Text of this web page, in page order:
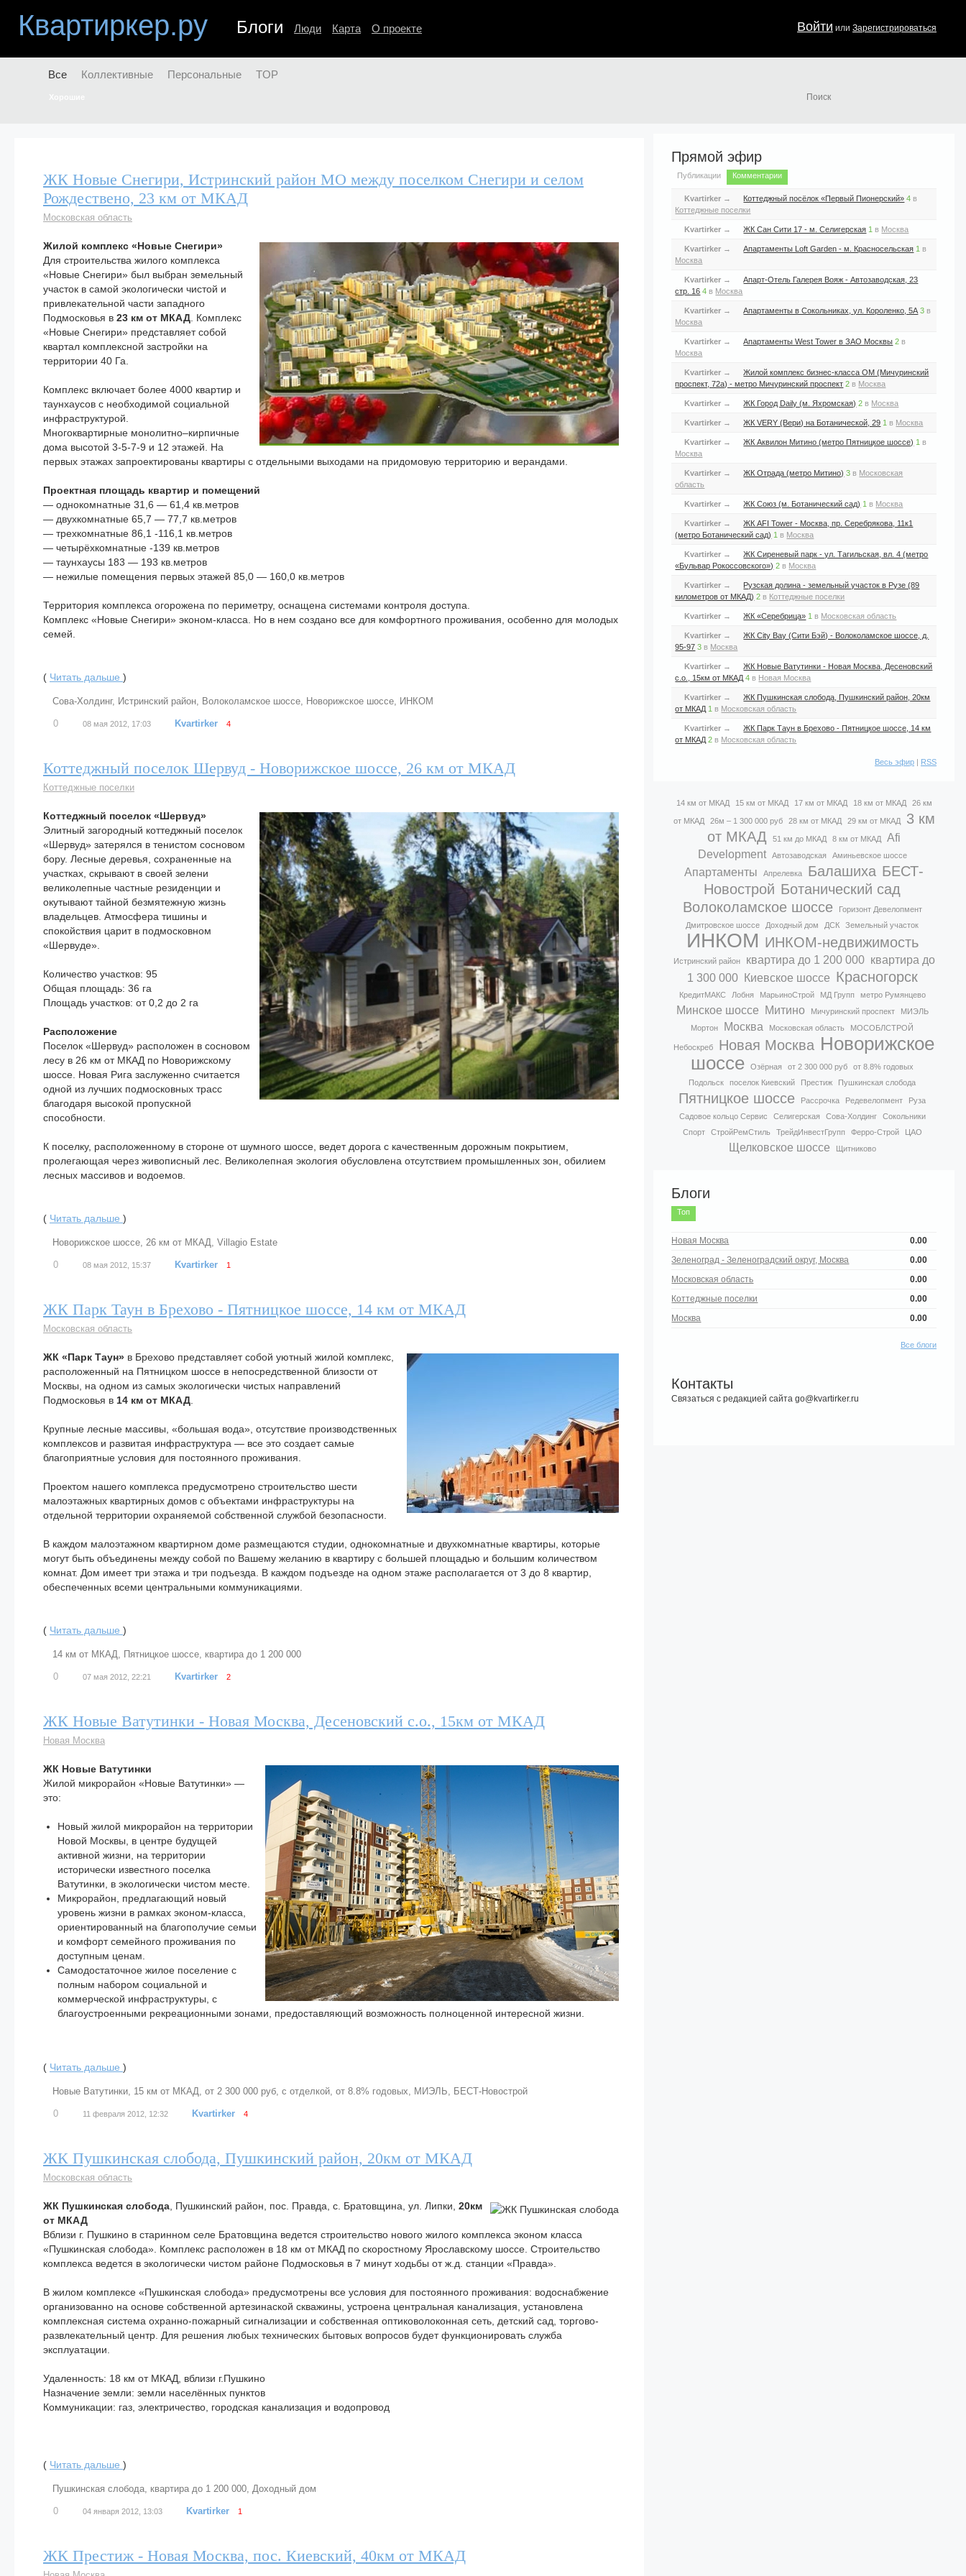
Квартиркер.ру Блоги Люди Карта О проекте Войти или Зарегистрироваться
Все Коллективные Персональные TOP
ЖК Новые Снегири, Истринский район МО между поселком Снегири и селом
Рождествено, 23 км от МКАД
Московская область
Жилой комплекс «Новые Снегири»
Для строительства жилого комплекса
«Новые Снегири» был выбран земельный
участок в самой экологически чистой и
привлекательной части западного
Подмосковья в 23 км от МКАД . Комплекс
«Новые Снегири» представляет собой
квартал комплексной застройки на
территории 40 Га.
Комплекс включает более 4000 квартир и
таунхаусов с необходимой социальной
инфраструктурой.
Многоквартирные монолитно–кирпичные
дома высотой 3-5-7-9 и 12 этажей. На
первых этажах запроектированы квартиры с отдельными выходами на придомовую территорию и верандами.
Проектная площадь квартир и помещений
— однокомнатные 31,6 — 61,4 кв.метров
— двухкомнатные 65,7 — 77,7 кв.метров
— трехкомнатные 86,1 -116,1 кв.метров
— четырёхкомнатные -139 кв.метров
— таунхаусы 183 — 193 кв.метров
— нежилые помещения первых этажей 85,0 — 160,0 кв.метров
Территория комплекса огорожена по периметру, оснащена системами контроля доступа.
Комплекс «Новые Снегири» эконом-класса. Но в нем создано все для комфортного проживания, особенно для молодых
семей.
( Читать дальше )
Сова-Холдинг, Истринский район, Волоколамское шоссе, Новорижское шоссе, ИНКОМ
0 08 мая 2012, 17:03 Kvartirker 4
Коттеджный поселок Шервуд - Новорижское шоссе, 26 км от МКАД
Коттеджные поселки
Коттеджный поселок «Шервуд»
Элитный загородный коттеджный поселок
«Шервуд» затерялся в тенистом сосновом
бору. Лесные деревья, сохраненные на
участках, скрывают в своей зелени
великолепные частные резиденции и
окутывают тайной безмятежную жизнь
владельцев. Атмосфера тишины и
спокойствия царит в подмосковном
«Шервуде».
Количество участков: 95
Общая площадь: 36 га
Площадь участков: от 0,2 до 2 га
Расположение
Поселок «Шервуд» расположен в сосновом
лесу в 26 км от МКАД по Новорижскому
шоссе. Новая Рига заслуженно считается
одной из лучших подмосковных трасс
благодаря высокой пропускной
способности.
К поселку, расположенному в стороне от шумного шоссе, ведет дорога с качественным дорожным покрытием,
пролегающая через живописный лес. Великолепная экология обусловлена отсутствием промышленных зон, обилием
лесных массивов и водоемов.
( Читать дальше )
Новорижское шоссе, 26 км от МКАД, Villagio Estate
0 08 мая 2012, 15:37 Kvartirker 1
ЖК Парк Таун в Брехово - Пятницкое шоссе, 14 км от МКАД
Московская область
ЖК «Парк Таун» в Брехово представляет собой уютный жилой комплекс,
расположенный на Пятницком шоссе в непосредственной близости от
Москвы, на одном из самых экологически чистых направлений
Подмосковья в 14 км от МКАД
Крупные лесные массивы, «большая вода», отсутствие производственных
комплексов и развитая инфраструктура — все это создает самые
благоприятные условия для постоянного проживания.
Проектом нашего комплекса предусмотрено строительство шести
малоэтажных квартирных домов с объектами инфраструктуры на
отдельной территории охраняемой собственной службой безопасности.
В каждом малоэтажном квартирном доме размещаются студии, однокомнатные и двухкомнатные квартиры, которые
могут быть объединены между собой по Вашему желанию в квартиру с большей площадью и большим количеством
комнат. Дом имеет три этажа и три подъезда. В каждом подъезде на одном этаже располагается от 3 до 8 квартир,
обеспеченных всеми центральными коммуникациями.
( Читать дальше )
14 км от МКАД, Пятницкое шоссе, квартира до 1 200 000
0 07 мая 2012, 22:21 Kvartirker 2
ЖК Новые Ватутинки - Новая Москва, Десеновский с.о., 15км от МКАД
Новая Москва
ЖК Новые Ватутинки
Жилой микрорайон «Новые Ватутинки» —
это:
Новый жилой микрорайон на территории
Новой Москвы, в центре будущей
активной жизни, на территории
исторически известного поселка
Ватутинки, в экологически чистом месте.
Микрорайон, предлагающий новый
уровень жизни в рамках эконом-класса,
ориентированный на благополучие семьи
и комфорт семейного проживания по
доступным ценам.
Самодостаточное жилое поселение с
полным набором социальной и
коммерческой инфраструктуры, с
благоустроенными рекреационными зонами, предоставляющий возможность полноценной интересной жизни.
( Читать дальше )
Новые Ватутинки, 15 км от МКАД, от 2 300 000 руб, с отделкой, от 8.8% годовых, МИЭЛЬ, БЕСТ-Новострой
0 11 февраля 2012, 12:32 Kvartirker 4
ЖК Пушкинская слобода, Пушкинский район, 20км от МКАД
Московская область
ЖК Пушкинская слобода , Пушкинский район, пос. Правда, с. Братовщина, ул. Липки, 20км
от МКАД
Вблизи г. Пушкино в старинном селе Братовщина ведется строительство нового жилого комплекса эконом класса
«Пушкинская слобода». Комплекс расположен в 18 км от МКАД по скоростному Ярославскому шоссе. Строительство
комплекса ведется в экологически чистом районе Подмосковья в 7 минут ходьбы от ж.д. станции «Правда».
В жилом комплексе «Пушкинская слобода» предусмотрены все условия для постоянного проживания: водоснабжение
организованно на основе собственной артезинаской скважины, устроена центральная канализация, установлена
комплексная система охранно-пожарный сигнализации и собственная оптиковолоконная сеть, детский сад, торгово-
развлекательный центр. Для решения любых технических бытовых вопросов будет функционировать служба
эксплуатации.
Удаленность: 18 км от МКАД, вблизи г.Пушкино
Назначение земли: земли населённых пунктов
Коммуникации: газ, электричество, городская канализация и водопровод
( Читать дальше )
Пушкинская слобода, квартира до 1 200 000, Доходный дом
0 04 января 2012, 13:03 Kvartirker 1
ЖК Престиж - Новая Москва, пос. Киевский, 40км от МКАД
Прямой эфир
Публикации Комментарии
Kvartirker → Коттеджный посёлок «Первый Пионерский» 4 в
Коттеджные поселки
Kvartirker → ЖК Сан Сити 17 - м. Селигерская 1 в Москва
Kvartirker → Апартаменты Loft Garden - м. Красносельская 1 в
Москва
Kvartirker →
Апарт-Отель Галерея Вояж - Автозаводская, 23
стр. 16 4 в Москва
Kvartirker → Апартаменты в Сокольниках, ул. Короленко, 5А 3 в
Москва
Kvartirker → Апартаменты West Tower в ЗАО Москвы 2 в
Москва
Kvartirker →
Жилой комплекс бизнес-класса ОМ (Мичуринский
проспект, 72а) - метро Мичуринский проспект 2 в Москва
Kvartirker → ЖК Город Daily (м. Яхромская) 2 в Москва
Kvartirker → ЖК VERY (Вери) на Ботанической, 29 1 в Москва
Kvartirker → ЖК Аквилон Митино (метро Пятницкое шоссе) 1 в
Москва
Kvartirker → ЖК Отрада (метро Митино) 3 в Московская
область
Kvartirker → ЖК Союз (м. Ботанический сад) 1 в Москва
Kvartirker →
ЖК AFI Tower - Москва, пр. Серебрякова, 11к1
(метро Ботанический сад) 1 в Москва
Kvartirker →
ЖК Сиреневый парк - ул. Тагильская, вл. 4 (метро
«Бульвар Рокоссовского») 2 в Москва
Kvartirker →
Рузская долина - земельный участок в Рузе (89
километров от МКАД) 2 в Коттеджные поселки
Kvartirker → ЖК «Серебрица» 1 в Московская область
Kvartirker →
ЖК City Bay (Сити Бэй) - Волоколамское шоссе, д.
95-97 3 в Москва
Kvartirker →
ЖК Новые Ватутинки - Новая Москва, Десеновский
с.о., 15км от МКАД 4 в Новая Москва
Kvartirker →
ЖК Пушкинская слобода, Пушкинский район, 20км
от МКАД 1 в Московская область
Kvartirker →
ЖК Парк Таун в Брехово - Пятницкое шоссе, 14 км
от МКАД 2 в Московская область
Весь эфир| RSS
14 км от МКАД 15 км от МКАД 17 км от МКАД 18 км от МКАД 26 км
от МКАД 26м – 1 300 000 руб 28 км от МКАД 29 км от МКАД
3 км
от МКАД
51 км до МКАД 8 км от МКАД
Afi
Development
Автозаводская Аминьевское шоссе
Апартаменты Апрелевка Балашиха БЕСТ-
Новострой Ботанический сад
Волоколамское шоссе
Горизонт Девелопмент
Дмитровское шоссе
Доходный дом ДСК Земельный участок
ИНКОМ ИНКОМ-недвижимость
Истринский район квартира до 1 200 000 квартира до
1 300 000
Киевское шоссе Красногорск
КредитМАКС Лобня МарьиноСтрой МД Групп метро Румянцево
Минское шоссе Митино Мичуринский проспект
МИЭЛЬ
Мортон
Москва Московская область МОСОБЛСТРОЙ
Небоскреб Новая Москва Новорижское
шоссе
Озёрная от 2 300 000 руб
от 8.8% годовых
Подольск
поселок Киевский Престиж Пушкинская слобода
Пятницкое шоссе Рассрочка Редевелопмент
Руза
Садовое кольцо Сервис
Селигерская Сова-Холдинг
Сокольники
Спорт
СтройРемСтиль ТрейдИнвестГрупп Ферро-Строй ЦАО
Щелковское шоссе Щитниково
Блоги
Топ
0.00
Новая Москва
0.00
Зеленоград - Зеленоградский округ, Москва
0.00
Московская область
0.00
Коттеджные поселки
0.00
Москва
Все блоги
Контакты
Связаться с редакцией сайта go@kvartirker.ru